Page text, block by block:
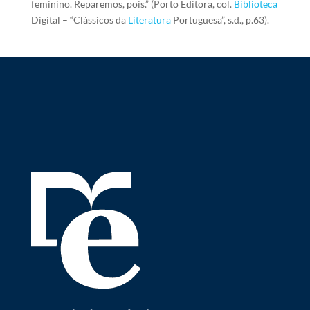
feminino. Reparemos, pois.” (Porto Editora, col. Biblioteca
Digital – “Clássicos da LiteraturaPortuguesa”, s.d., p.63).